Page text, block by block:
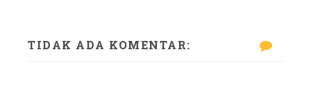
TIDAK ADA KOMENTAR: